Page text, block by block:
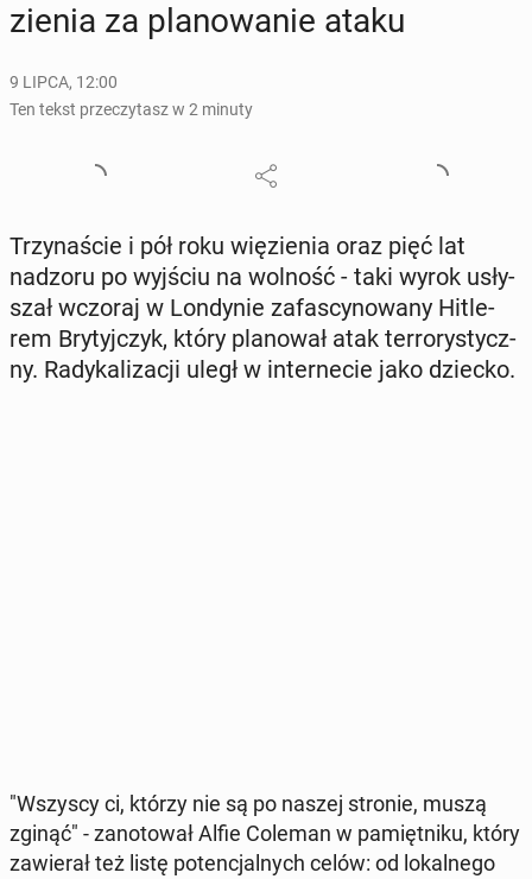
zie­nia za pla­no­wa­nie ataku
9 LIPCA, 12:00
Ten tekst przeczytasz w 2 minuty
Trzy­na­ście i pół roku wię­zie­nia oraz pięć lat
nadzoru po wyjściu na wolność - taki wyrok usły­
szał wczoraj w Lon­dy­nie za­fa­scy­no­wa­ny Hi­tle­
rem Bry­tyj­czyk, który pla­no­wał atak ter­ro­ry­stycz­
ny. Ra­dy­ka­li­za­cji uległ w in­ter­ne­cie jako dziecko.
"Wszyscy ci, którzy nie są po naszej stronie, muszą
zginąć" - za­no­to­wał Alfie Coleman w pa­mięt­ni­ku, który
za­wie­rał też listę po­ten­cjal­nych celów: od lo­kal­ne­go